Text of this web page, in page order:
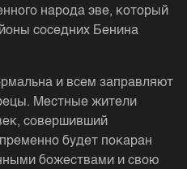
народа эве, который
соседних Бенина
и всем заправляют
Местные жители
совершивший
будет покаран
божествами и свою